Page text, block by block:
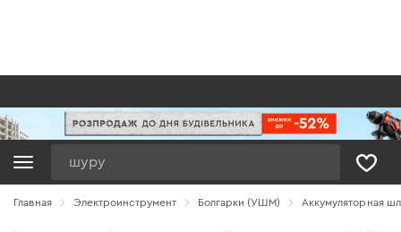
Главная Электроинструмент Болгарки (УШМ) Аккумуляторная